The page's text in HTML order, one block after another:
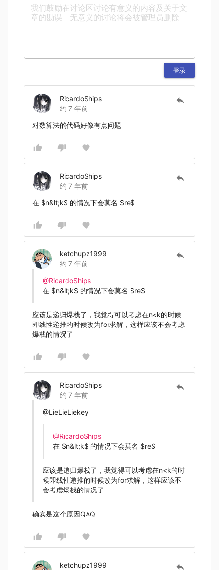
登录
RicardoShips
约 7 年前
对数算法的代码好像有点问题
RicardoShips
约 7 年前
在 $n&lt;k$ 的情况下会莫名 $re$
ketchupz1999
约 7 年前
@RicardoShips
在 $n&lt;k$ 的情况下会莫名 $re$
应该是递归爆栈了，我觉得可以考虑在n<k的时候
即线性递推的时候改为for求解，这样应该不会考虑
爆栈的情况了
RicardoShips
约 7 年前
@LieLieLiekey
@RicardoShips
在 $n&lt;k$ 的情况下会莫名 $re$
应该是递归爆栈了，我觉得可以考虑在n<k的时
候即线性递推的时候改为for求解，这样应该不
会考虑爆栈的情况了
确实是这个原因QAQ
ketchupz1999